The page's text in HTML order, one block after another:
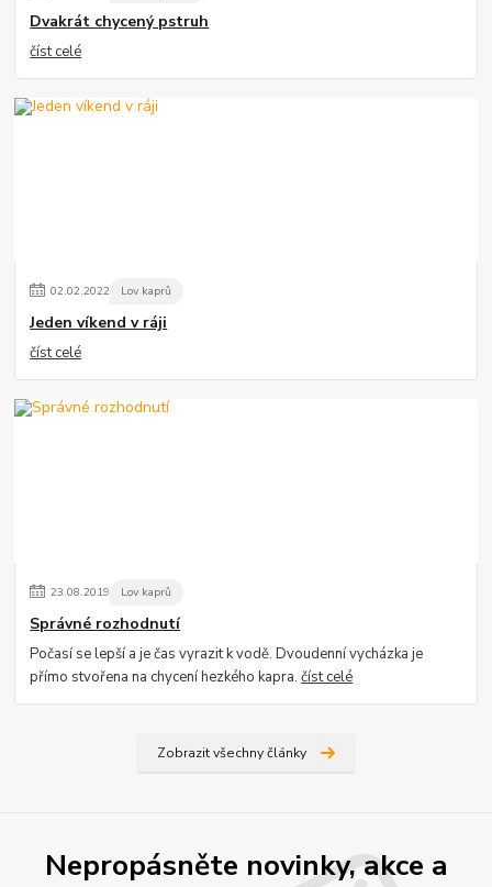
Dvakrát chycený pstruh
číst celé
02.02.2022 Lov kaprů
Jeden víkend v ráji
číst celé
23.08.2019 Lov kaprů
Správné rozhodnutí
Počasí se lepší a je čas vyrazit k vodě. Dvoudenní vycházka je
přímo stvořena na chycení hezkého kapra.číst celé
Zobrazit všechny články
Nepropásněte novinky, akce a